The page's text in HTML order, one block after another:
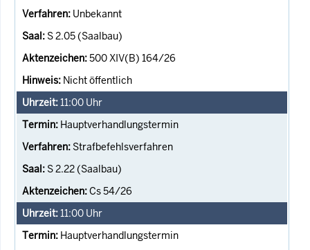
Unbekannt
S 2.05 (Saalbau)
500 XIV(B) 164/26
Nicht öffentlich
11:00 Uhr
Hauptverhandlungstermin
Strafbefehlsverfahren
S 2.22 (Saalbau)
Cs 54/26
11:00 Uhr
Hauptverhandlungstermin